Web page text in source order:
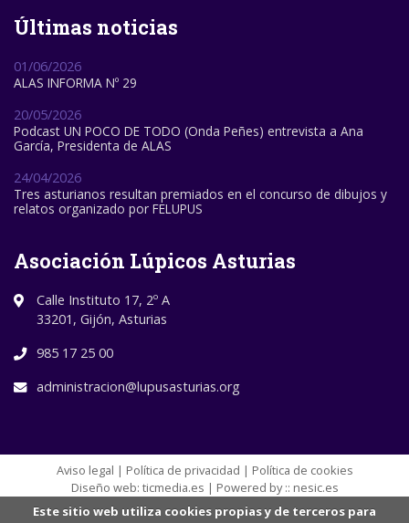
Últimas noticias
01/06/2026
ALAS INFORMA Nº 29
20/05/2026
Podcast UN POCO DE TODO (Onda Peñes) entrevista a Ana
García, Presidenta de ALAS
24/04/2026
Tres asturianos resultan premiados en el concurso de dibujos y
relatos organizado por FELUPUS
Asociación Lúpicos Asturias
Calle Instituto 17, 2º A
33201, Gijón, Asturias
985 17 25 00
administracion@lupusasturias.org
Aviso legal | Política de privacidad | Política de cookies
Diseño web: ticmedia.es | Powered by :: nesic.es
Este sitio web utiliza cookies propias y de terceros para